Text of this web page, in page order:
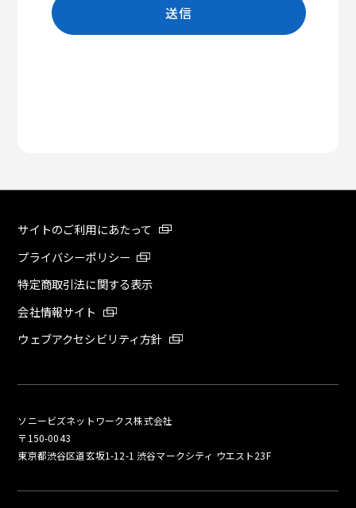
サイトのご利用にあたって
プライバシーポリシー
特定商取引法に関する表示
会社情報サイト
ウェブアクセシビリティ方針
ソニービズネットワークス株式会社
〒150-0043
東京都渋谷区道玄坂1-12-1 渋谷マークシティ ウエスト23F